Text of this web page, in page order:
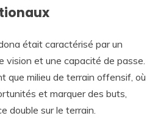
était caractérisé par un
vision et une capacité de passe.
que milieu de terrain offensif, où
et marquer des buts,
double sur le terrain.